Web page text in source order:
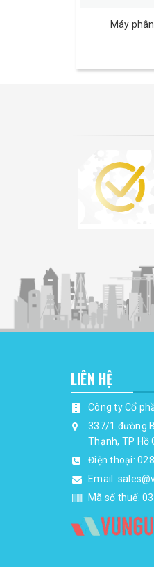
Máy
LIÊN HỆ
Công ty Cổ
337/1 đường
Thạnh, TP Hồ
Điện thoại:
Email:
Mã số thuế: